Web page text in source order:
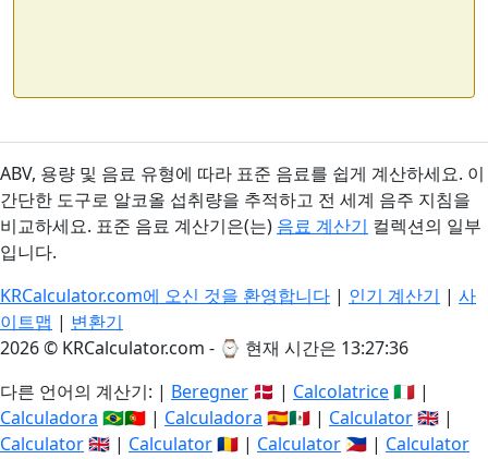
ABV, 용량 및 음료 유형에 따라 표준 음료를 쉽게 계산하세요. 이
간단한 도구로 알코올 섭취량을 추적하고 전 세계 음주 지침을
비교하세요. 표준 음료 계산기은(는) 음료 계산기 컬렉션의 일부
입니다.
KRCalculator.com에 오신 것을 환영합니다 | 인기 계산기 | 사
이트맵 | 변환기
2026 © KRCalculator.com - ⌚ 현재 시간은 13:27:36
다른 언어의 계산기: | Beregner 🇩🇰 | Calcolatrice🇮🇹 |
Calculadora 🇧🇷🇵🇹 | Calculadora 🇪🇸🇲🇽 | Calculator🇬🇧 |
Calculator🇬🇧 | Calculator🇷🇴 | Calculator 🇵🇭 | Calculator